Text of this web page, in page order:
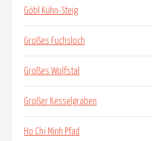
Göbl Kühn-Steig
Großes Fuchsloch
Großes Wolfstal
Großer Kesselgraben
Ho Chi Minh Pfad